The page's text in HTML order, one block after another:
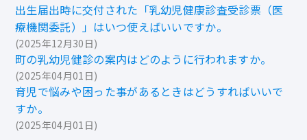
出生届出時に交付された「乳幼児健康診査受診票（医
療機関委託）」はいつ使えばいいですか。
2025年12月30日
町の乳幼児健診の案内はどのように行われますか。
2025年04月01日
育児で悩みや困った事があるときはどうすればいいで
すか。
2025年04月01日